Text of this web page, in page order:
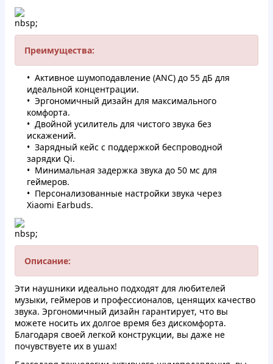
nbsp;
Преимущества:
Активное шумоподавление (ANC) до 55 дБ для
идеальной концентрации.
Эргономичный дизайн для максимального
комфорта.
Двойной усилитель для чистого звука без
искажений.
Зарядный кейс с поддержкой беспроводной
зарядки Qi.
Минимальная задержка звука до 50 мс для
геймеров.
Персонализованные настройки звука через
Xiaomi Earbuds.
nbsp;
Описание:
Эти наушники идеально подходят для любителей
музыки, геймеров и профессионалов, ценящих качество
звука. Эргономичный дизайн гарантирует, что вы
можете носить их долгое время без дискомфорта.
Благодаря своей легкой конструкции, вы даже не
почувствуете их в ушах!